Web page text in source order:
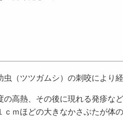
（ツツガムシ）の刺咬により経
高熱、その後に現れる発疹など
ｍほどの大きなかさぶたが体